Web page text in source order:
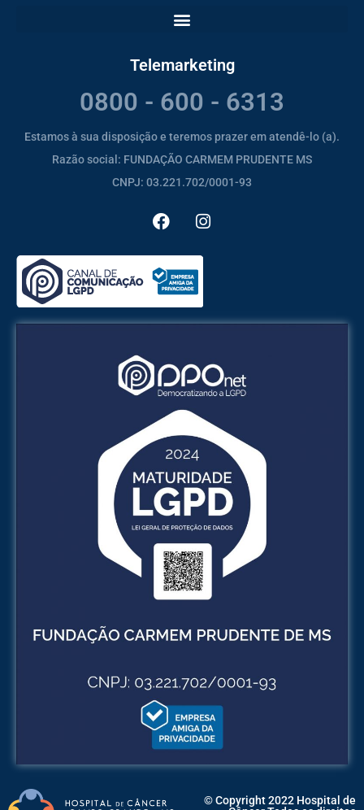
Telemarketing
0800 - 600 - 6313
Estamos à sua disposição e teremos prazer em atendê-lo (a).
Razão social: FUNDAÇÃO CARMEM PRUDENTE MS
CNPJ: 03.221.702/0001-93
© Copyright 2022 Hospital de